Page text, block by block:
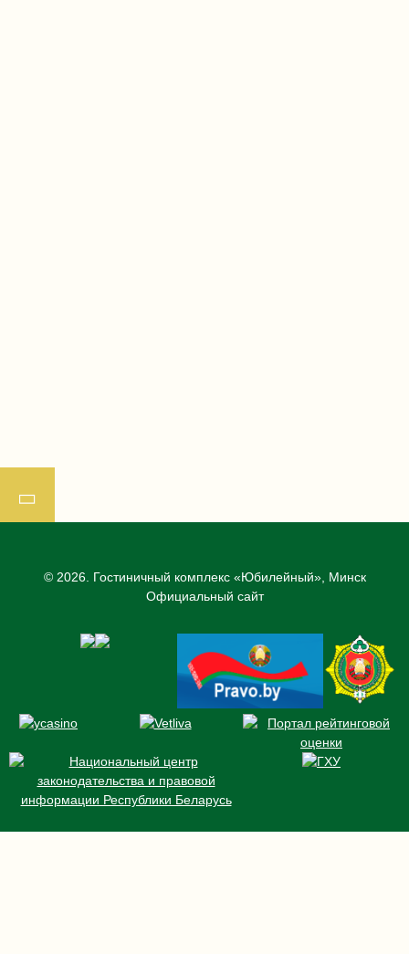
© 2026. Гостиничный комплекс «Юбилейный», Минск
Официальный сайт